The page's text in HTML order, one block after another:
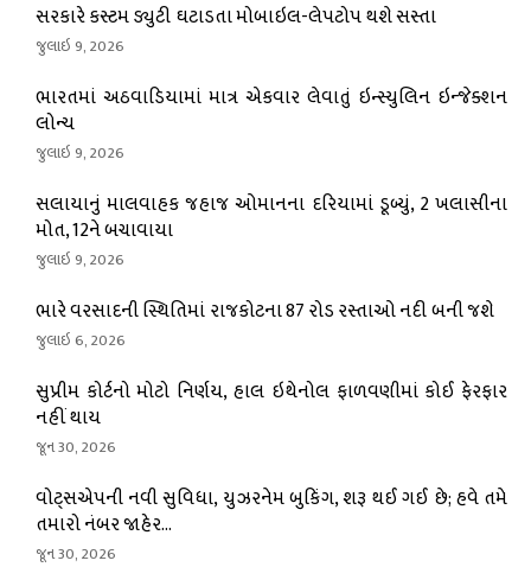
સરકારે કસ્ટમ ડ્યુટી ઘટાડતા મોબાઇલ-લેપટોપ થશે સસ્તા
જુલાઇ 9, 2026
ભારતમાં અઠવાડિયામાં માત્ર એકવાર લેવાતું ઇન્સ્યુલિન ઇન્જેક્શન
લોન્ચ
જુલાઇ 9, 2026
સલાયાનું માલવાહક જહાજ ઓમાનના દરિયામાં ડૂબ્યું, 2 ખલાસીના
મોત, 12ને બચાવાયા
જુલાઇ 9, 2026
ભારે વરસાદની સ્થિતિમાં રાજકોટના 87 રોડ રસ્તાઓ નદી બની જશે
જુલાઇ 6, 2026
સુપ્રીમ કોર્ટનો મોટો નિર્ણય, હાલ ઇથેનોલ ફાળવણીમાં કોઈ ફેરફાર
નહીં થાય
જૂન 30, 2026
વોટ્સએપની નવી સુવિધા, યુઝરનેમ બુકિંગ, શરૂ થઈ ગઈ છે; હવે તમે
તમારો નંબર જાહેર...
જૂન 30, 2026